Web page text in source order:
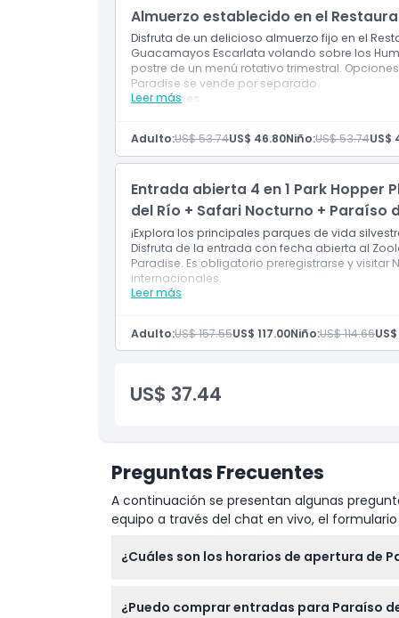
Almuerzo establecido en el
Disfruta de un delicioso almuerzo fijo en el
Guacamayos Escarlata volando sobre los
postre de un menú rotativo trimestral.
Paradise se vende por separado.
Leer más
Inclusiones
Elección de entrante, plato principal y
Opciones vegetarianas disponibles
El menú no contiene cerdo ni manteca de
Adulto:US$ 53.74US$ 46.80Niño:US$ 53.74US$
Entrada abierta 4 en 1 Park Hopper
del Río + Safari Nocturno + Paraíso
¡Explora los principales parques de vida
Disfruta de la entrada con fecha abierta al
Paradise. Es obligatorio preregistrarse y visitar
internacionales.
Leer más
Incluye
Entrada flexible dentro de 7 días (después
Boleto con fecha abierta para mayor
Adulto:US$ 157.55US$ 117.00Niño:US$ 114.66
US$ 37.44
Preguntas Frecuentes
A continuación se presentan algunas
equipo a través del chat en vivo, el
¿Cuáles son los horarios de apertura de
confirme al momento de la reserva).
¿Puedo comprar entradas para Paraíso